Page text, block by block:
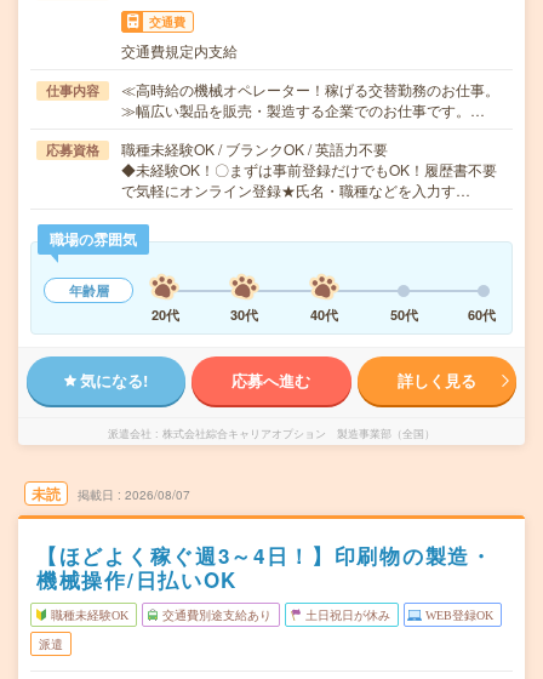
交通費
交通費規定内支給
仕事内容
≪高時給の機械オペレーター！稼げる交替勤務のお仕事。
≫幅広い製品を販売・製造する企業でのお仕事です。…
応募資格
職種未経験OK / ブランクOK / 英語力不要
◆未経験OK！〇まずは事前登録だけでもOK！履歴書不要
で気軽にオンライン登録★氏名・職種などを入力す…
職場の雰囲気
年齢層
20代
30代 40代 50代 60代
気になる! 応募へ進む 詳しく見る
派遣会社 株式会社綜合キャリアオプション 製造事業部（全国）
未読 掲載日 2026/08/07
【ほどよく稼ぐ週3～4日！】印刷物の製造・
機械操作/日払いOK
職種未経験OK 交通費別途支給あり 土日祝日が休み WEB登録OK
派遣